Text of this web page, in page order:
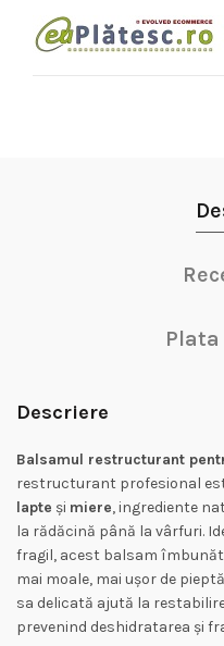
Descriere
Balsamul restructurant
restructurant profesional
lapte și miere, ingrediente
la rădăcină până la vârfuri.
fragil, acest balsam
mai moale, mai ușor de
sa delicată ajută la
prevenind deshidratarea și